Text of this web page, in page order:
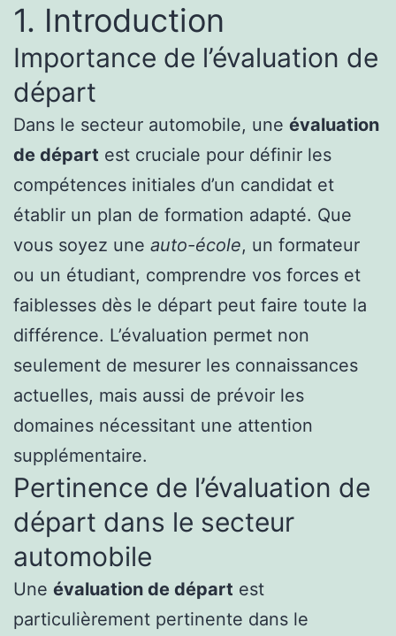
1. Introduction
Importance de l’évaluation de
départ
Dans le secteur automobile, une évaluation
de départ est cruciale pour définir les
compétences initiales d’un candidat et
établir un plan de formation adapté. Que
vous soyez une auto-école, un formateur
ou un étudiant, comprendre vos forces et
faiblesses dès le départ peut faire toute la
différence. L’évaluation permet non
seulement de mesurer les connaissances
actuelles, mais aussi de prévoir les
domaines nécessitant une attention
supplémentaire.
Pertinence de l’évaluation de
départ dans le secteur
automobile
Une évaluation de départ est
particulièrement pertinente dans le